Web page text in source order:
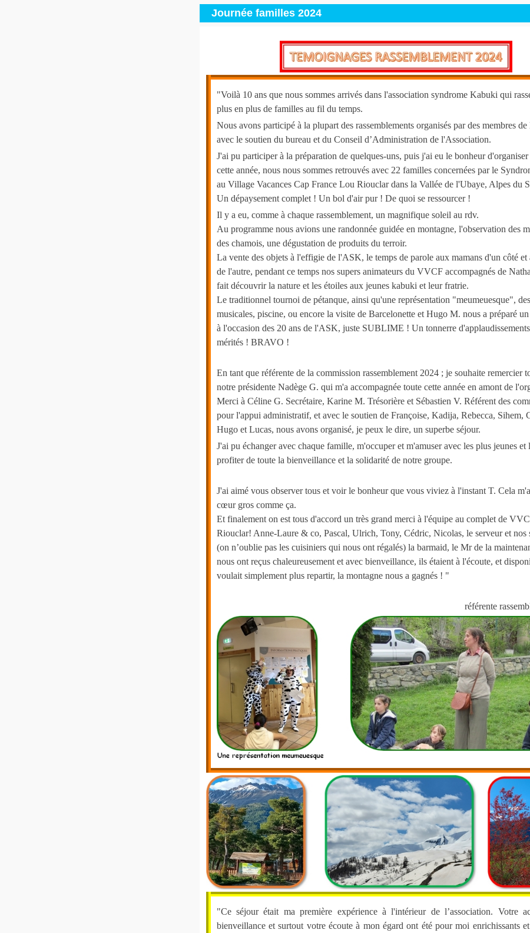
Journée familles 2024
"Voilà 10 ans que nous sommes arrivés dans l'association syndrome Kabuki qui
plus en plus de familles au fil du temps.
Nous avons participé à la plupart des rassemblements organisés par des membres de
avec le soutien du bureau et du Conseil d’Administration de l'Association.
J'ai pu participer à la préparation de quelques-uns, puis j'ai eu le bonheur
cette année, nous nous sommes retrouvés avec 22 familles concernées par le
au Village Vacances Cap France Lou Riouclar dans la Vallée de l'Ubaye, Alpes du
Un dépaysement complet ! Un bol d'air pur ! De quoi se ressourcer !
Il y a eu, comme à chaque rassemblement, un magnifique soleil au rdv.
Au programme nous avions une randonnée guidée en montagne, l'observation des
des chamois, une dégustation de produits du terroir.
La vente des objets à l'effigie de l'ASK, le temps de parole aux mamans d'un côté et
de l'autre, pendant ce temps nos supers animateurs du VVCF accompagnés de
fait découvrir la nature et les étoiles aux jeunes kabuki et leur fratrie.
Le traditionnel tournoi de pétanque, ainsi qu'une représentation "meumeuesque",
musicales, piscine, ou encore la visite de Barcelonette et Hugo M. nous a préparé
à l'occasion des 20 ans de l'ASK, juste SUBLIME ! Un tonnerre
mérités ! BRAVO !
En tant que référente de la commission rassemblement 2024 ; je souhaite remercier
notre présidente Nadège G. qui m'a accompagnée toute cette année en amont de
Merci à Céline G. Secrétaire, Karine M. Trésorière et Sébastien V. Référent des
pour l'appui administratif, et avec le soutien de Françoise, Kadija, Rebecca, Sihem,
Hugo et Lucas, nous avons organisé, je peux le dire, un superbe séjour.
J'ai pu échanger avec chaque famille, m'occuper et m'amuser avec les plus jeunes et
profiter de toute la bienveillance et la solidarité de notre groupe.
J'ai aimé vous observer tous et voir le bonheur que vous viviez à l'instant T. Cela
cœur gros comme ça.
Et finalement on est tous d'accord un très grand merci à l'équipe au complet de
Riouclar! Anne-Laure & co, Pascal, Ulrich, Tony, Cédric, Nicolas, le serveur et nos
(on n’oublie pas les cuisiniers qui nous ont régalés) la barmaid, le Mr de la
nous ont reçus chaleureusement et avec bienveillance, ils étaient à l'écoute, et
voulait simplement plus repartir, la montagne nous a gagnés ! "
référente
"Ce séjour était ma première expérience à l'intérieur de l’association. Votre
bienveillance et surtout votre écoute à mon égard ont été pour moi enrichissants